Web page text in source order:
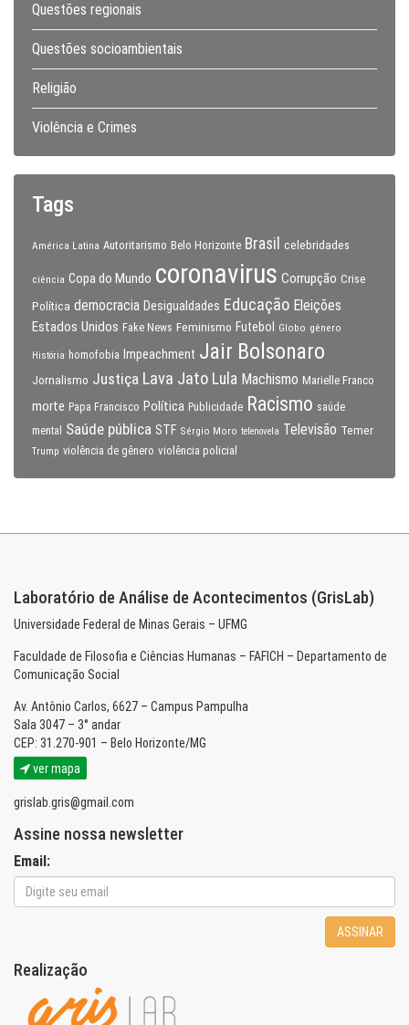
Questões regionais
Questões socioambientais
Religião
Violência e Crimes
Tags
América Latina Autoritarismo Belo Horizonte Brasil celebridades
ciência Copa do Mundo coronavirus Corrupção Crise
Política democracia Desigualdades Educação Eleições
Estados Unidos Fake News Feminismo Futebol Globo gênero
História homofobia Impeachment Jair Bolsonaro
Jornalismo Justiça Lava Jato Lula Machismo Marielle Franco
morte Papa Francisco Política Publicidade Racismo saúde
mental
Saúde pública STF Sérgio Moro telenovela Televisão Temer
Trump violência de gênero violência policial
Laboratório de Análise de Acontecimentos (GrisLab)
Universidade Federal de Minas Gerais – UFMG
Faculdade de Filosofia e Ciências Humanas – FAFICH – Departamento de
Comunicação Social
Av. Antônio Carlos, 6627 – Campus Pampulha
Sala 3047 – 3° andar
CEP: 31.270-901 – Belo Horizonte/MG
ver mapa
grislab.gris@gmail.com
Assine nossa newsletter
Email:
ASSINAR
Realização